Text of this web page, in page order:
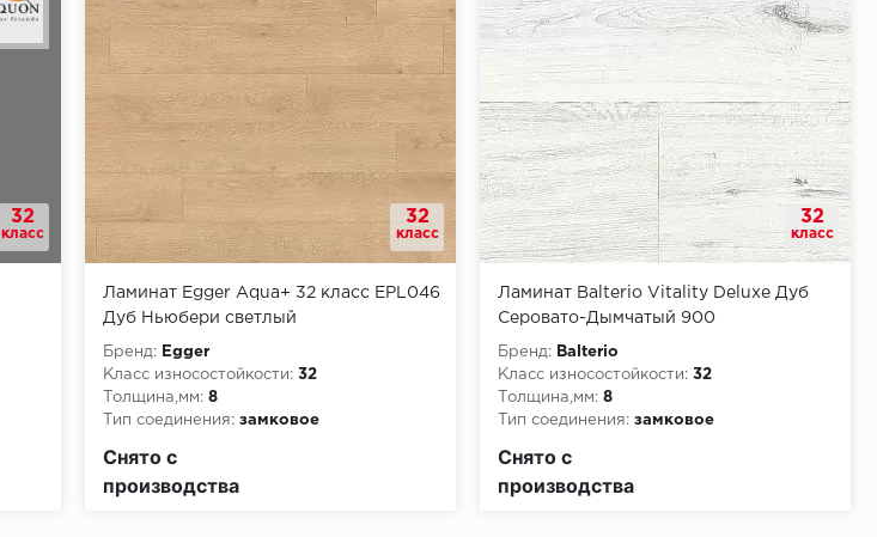
32
класс
32
класс
Ламинат Egger Aqua+ 32 класс EPL046
Дуб Ньюбери светлый
Бренд:
Egger
Класс износостойкости: 32
Толщина,мм: 8
Тип соединения: замковое
Снято с
производства
32
класс
Ламинат Balterio Vitality Deluxe Дуб
Серовато-Дымчатый 900
Бренд:
Balterio
Класс износостойкости: 32
Толщина,мм: 8
Тип соединения: замковое
Снято с
производства